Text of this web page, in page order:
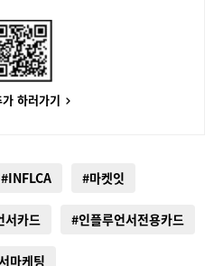
하러가기
#INFLCA #마켓잇
서카드 #인플루언서전용카드
마케팅